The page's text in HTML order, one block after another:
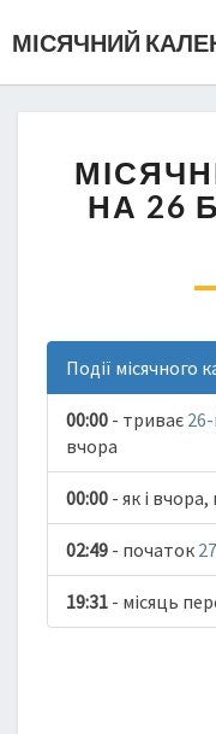
МІСЯЧНИЙ
НА 26
Події місячного
00:00 - триває
вчора
00:00 - як і вчора,
02:49 - початок
19:31 - місяць